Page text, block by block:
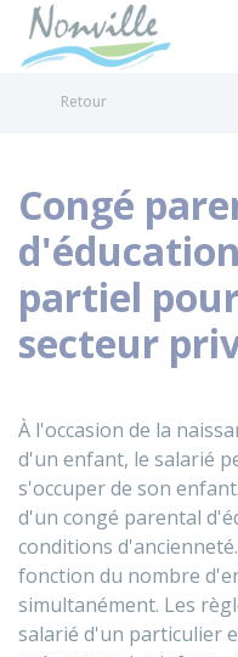
Retour
Congé
partiel
secteur
À l'occasion de la
d'un enfant, le salarié
s'occuper de son
d'un congé parental
conditions
fonction du nombre
simultanément. Les
salarié d'un particulier